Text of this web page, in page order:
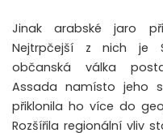
Jinak arabské jaro
Nejtrpčejší z nich je
občanská válka
Assada namísto jeho
přiklonila ho více do
Rozšířila regionální vliv